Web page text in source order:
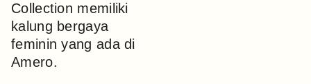
Collection memiliki
kalung bergaya
feminin yang ada di
Amero.